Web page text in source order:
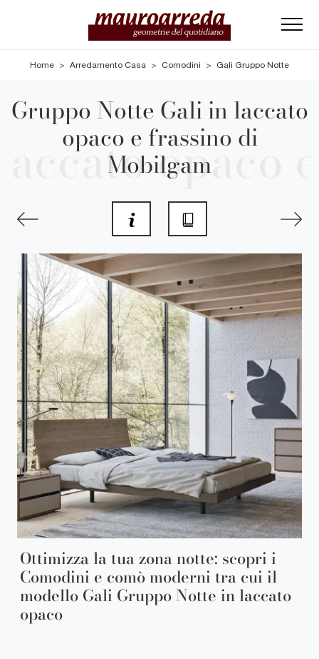
Home > Arredamento Casa > Comodini > Gali Gruppo Notte
Gruppo Notte Gali in laccato
opaco e frassino di
Mobilgam
Ottimizza la tua zona notte: scopri i
Comodini e comò moderni tra cui il
modello Gali Gruppo Notte in laccato
opaco